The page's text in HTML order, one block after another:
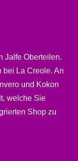
Jalfe Oberteilen.
bei La Creole. An
und Kokon
welche Sie
Shop zu